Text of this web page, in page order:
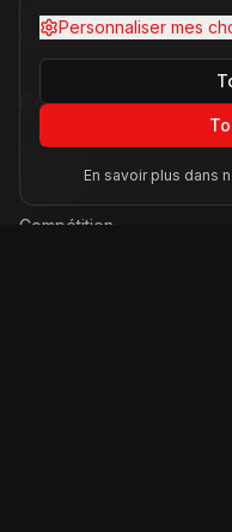
Votre source d'actualités
modèles, histoire
Catégories
Actualités
Modèles
Compétition
Personnaliser mes
En savoir plus dans